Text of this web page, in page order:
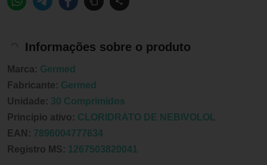
Informações sobre o produto
Marca: Germed
Fabricante: Germed
Unidade: 30 Comprimidos
Principio ativo: CLORIDRATO DE NEBIVOLOL
EAN: 7896004777634
Registro MS: 1267503820041